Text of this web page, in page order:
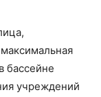
бассейне
учреждений